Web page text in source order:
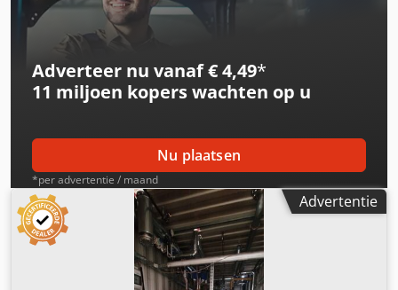
gemonteerd op het ketellichaam, voedingswaterpomp en
aanwezige grove en fijne appendages. Djdpszgvifjfx Ah Isck
Adverteer nu vanaf € 4,49*
11 miljoen koperswachten op u
Nu plaatsen
*per advertentie / maand
Advertentie